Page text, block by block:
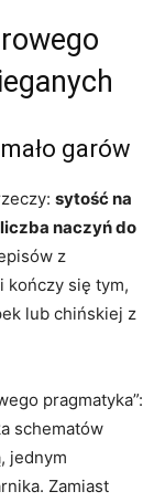
garów
sytość na
naczyń do
z
kończy się tym,
lub chińskiej z
pragmatyka”:
schematów
jednym
Zamiast